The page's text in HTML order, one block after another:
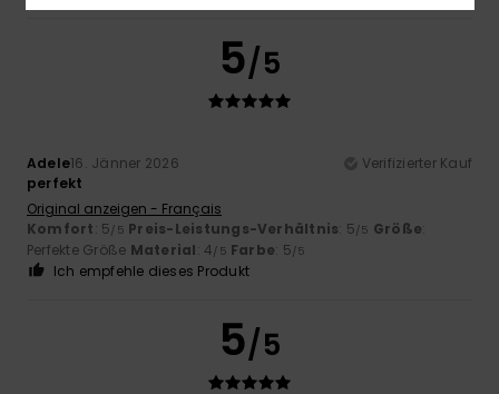
5/5
Adele16. Jänner 2026
Verifizierter Kauf
perfekt
Original anzeigen - Français
Komfort: 5/5 Preis-Leistungs-Verhältnis: 5/5 Größe:
Perfekte Größe Material: 4/5 Farbe: 5/5
Ich empfehle dieses Produkt
5/5